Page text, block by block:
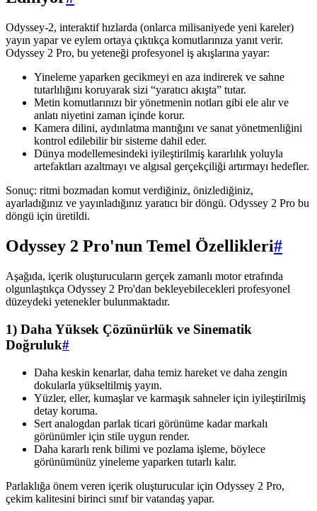
Odyssey-2, interaktif hızlarda (onlarca milisaniyede yeni kareler)
yayın yapar ve eylem ortaya çıktıkça komutlarınıza yanıt verir.
Odyssey 2 Pro, bu yeteneği profesyonel iş akışlarına yayar:
Yineleme yaparken gecikmeyi en aza indirerek ve sahne
tutarlılığını koruyarak sizi “yaratıcı akışta” tutar.
Metin komutlarınızı bir yönetmenin notları gibi ele alır ve
anlatı niyetini zaman içinde korur.
Kamera dilini, aydınlatma mantığını ve sanat yönetmenliğini
kontrol edilebilir bir sisteme dahil eder.
Dünya modellemesindeki iyileştirilmiş kararlılık yoluyla
artefaktları azaltmayı ve algısal gerçekçiliği artırmayı hedefler.
Sonuç: ritmi bozmadan komut verdiğiniz, önizlediğiniz,
ayarladığınız ve yayınladığınız yaratıcı bir döngü. Odyssey 2 Pro bu
döngü için üretildi.
Odyssey 2 Pro'nun Temel Özellikleri#
Aşağıda, içerik oluşturucuların gerçek zamanlı motor etrafında
olgunlaştıkça Odyssey 2 Pro'dan bekleyebilecekleri profesyonel
düzeydeki yetenekler bulunmaktadır.
1) Daha Yüksek Çözünürlük ve Sinematik
Doğruluk#
Daha keskin kenarlar, daha temiz hareket ve daha zengin
dokularla yükseltilmiş yayın.
Yüzler, eller, kumaşlar ve karmaşık sahneler için iyileştirilmiş
detay koruma.
Sert analogdan parlak ticari görünüme kadar markalı
görünümler için stile uygun render.
Daha kararlı renk bilimi ve pozlama işleme, böylece
görünümünüz yineleme yaparken tutarlı kalır.
Parlaklığa önem veren içerik oluşturucular için Odyssey 2 Pro,
çekim kalitesini birinci sınıf bir vatandaş yapar.